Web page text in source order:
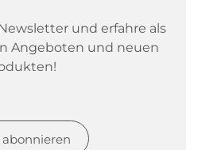
und erfahre als
Angeboten und neuen